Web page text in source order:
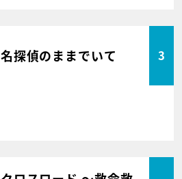
名探偵のままでいて 3